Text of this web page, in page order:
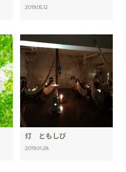
2019.05.12
灯 ともしび
2019.01.28